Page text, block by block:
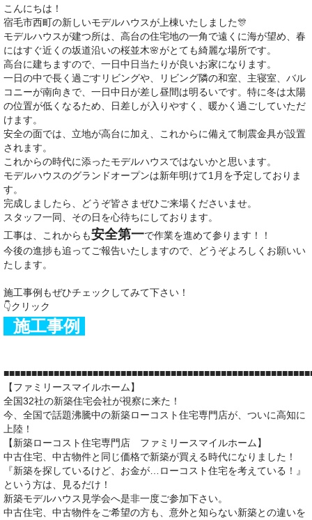
こんにちは！
宿毛市西町の新しいモデルハウスが上棟いたしました🎊
モデルハウスが建つ所は、高台の住宅地の一角で遠くに海が望め、春
にはすぐ近くの坂道沿いの桜並木🌸がとても綺麗な場所です。
高台に建ちますので、一日中日当たりが良いお家になります。
一日の中で長く過ごすリビングや、リビング隣の和室、主寝室、バル
コニーが南向きで、一日中日が差し昼間は明るいです。特に冬は太陽
の位置が低くなるため、日差しが入りやすく、暖かく過ごしていただ
けます。
安全の面では、立地が高台に加え、これからに備えて制震金具が設置
されます。
これからの時代に添ったモデルハウスではないかと思います。
モデルハウスのグランドオープンは新年明けて1月を予定しておりま
す。
完成しましたら、どうぞ皆さまぜひご来場くださいませ。
スタッフ一同、その日を心待ちにしております。
工事は、これからも安全第一で作業を進めて参ります！！
今後の進捗も追ってご報告いたしますので、どうぞよろしくお願いい
たします。
施工事例もぜひチェックしてみて下さい！
👇クリック
施工事例
【ファミリースマイルホーム】
全国32社の新築住宅会社が視察に来た！
今、全国で話題沸騰中の新築ローコスト住宅専門店が、ついに高知に
上陸！
【新築ローコスト住宅専門店 ファミリースマイルホーム】
中古住宅、中古物件と同じ価格で新築が買える時代になりました！
『新築を探しているけど、お金が…ローコスト住宅を考えている！』
という方は、見るだけ！
新築モデルハウス見学会へ是非一度ご参加下さい。
中古住宅、中古物件をご希望の方も、意外と知らない新築との違いを